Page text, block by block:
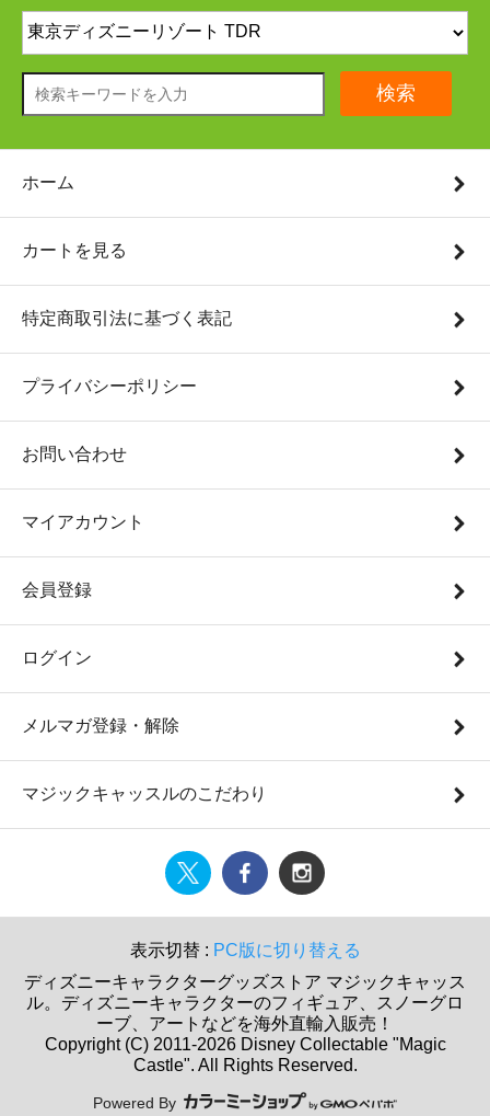
検索
ホーム
カートを見る
特定商取引法に基づく表記
プライバシーポリシー
お問い合わせ
マイアカウント
会員登録
ログイン
メルマガ登録・解除
マジックキャッスルのこだわり
表示切替 : PC版に切り替える
ディズニーキャラクターグッズストア マジックキャッス
ル。ディズニーキャラクターのフィギュア、スノーグロ
ーブ、アートなどを海外直輸入販売！
Copyright (C) 2011-2026 Disney Collectable "Magic
Castle". All Rights Reserved.
Powered By